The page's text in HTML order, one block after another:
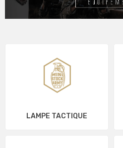
LAMPE TACTIQUE